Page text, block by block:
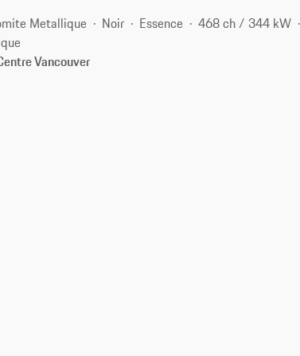
Metallique Noir Essence 468 ch / 344 kW
Vancouver